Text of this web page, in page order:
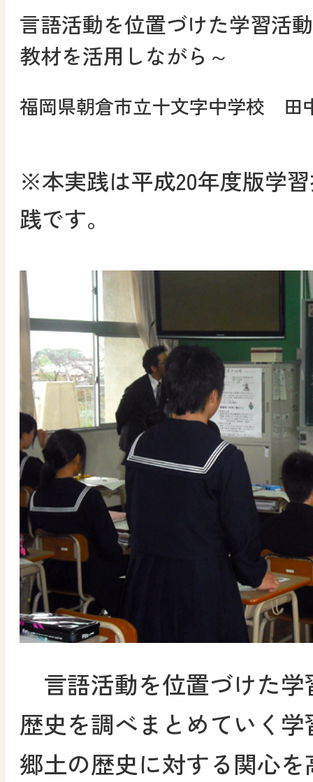
言語活動を位置づけた学習活
教材を活用しながら～
福岡県朝倉市立十文字中学校 田
※本実践は平成20年度版学
践です。
言語活動を位置づけた学
歴史を調べまとめていく
郷土の歴史に対する関心